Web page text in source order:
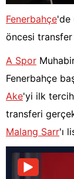
Fenerbahçe'de
öncesi transfer
A Spor
Fenerbahçe
Ake'yi ilk tercih
transferi
Malang Sarr'ı